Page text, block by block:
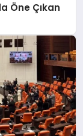
Öne Çıkan